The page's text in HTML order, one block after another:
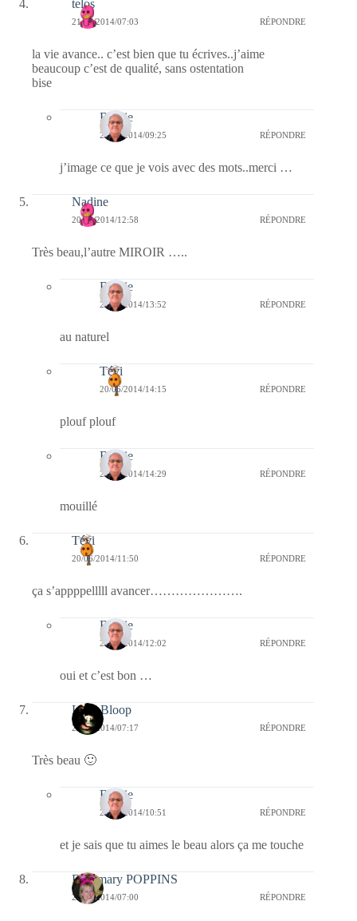
telos
21/06/2014/07:03 RÉPONDRE
la vie avance.. c’est bien que tu écrives..j’aime
beaucoup c’est de qualité, sans ostentation
bise
Bernie
21/06/2014/09:25 RÉPONDRE
j’image ce que je vois avec des mots..merci …
Nadine
20/06/2014/12:58 RÉPONDRE
Très beau,l’autre MIROIR …..
Bernie
20/06/2014/13:52 RÉPONDRE
au naturel
Tévi
20/06/2014/14:15 RÉPONDRE
plouf plouf
Bernie
20/06/2014/14:29 RÉPONDRE
mouillé
Tévi
20/06/2014/11:50 RÉPONDRE
ça s’appppelllll avancer………………….
Bernie
20/06/2014/12:02 RÉPONDRE
oui et c’est bon …
Leïla Bloop
20/06/2014/07:17 RÉPONDRE
Très beau 🙂
Bernie
20/06/2014/10:51 RÉPONDRE
et je sais que tu aimes le beau alors ça me touche
Fabymary POPPINS
20/06/2014/07:00 RÉPONDRE